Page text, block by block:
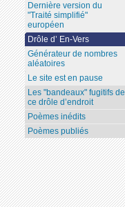
Dernière version du
"Traité simplifié"
européen
Drôle d’ En-Vers
Générateur de nombres
aléatoires
Le site est en pause
Les "bandeaux" fugitifs de
ce drôle d’endroit
Poèmes inédits
Poèmes publiés